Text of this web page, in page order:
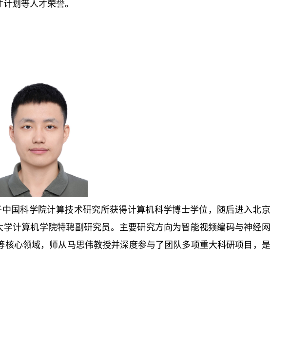
划等人才荣誉。
国科学院计算技术研究所获得计算机科学博士学位，随后进入北京
计算机学院特聘副研究员。主要研究方向为智能视频编码与神经网
心领域，师从马思伟教授并深度参与了团队多项重大科研项目，是